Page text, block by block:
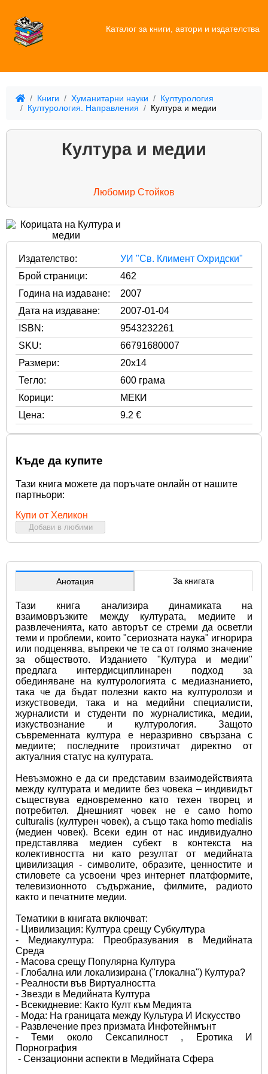
Каталог за книги, автори и издателства
Книги Хуманитарни науки
Културология
Културология. Направления
Култура и медии
Култура и медии
Любомир Стойков
Издателство:
УИ "Св. Климент Охридски"
Брой страници:
462
Година на издаване:
2007
Дата на издаване:
2007-01-04
ISBN:
9543232261
SKU:
66791680007
Размери:
20x14
Тегло:
600 грама
Корици:
МЕКИ
Цена:
9.2 €
Къде да купите
Тази книга можете да поръчате онлайн от нашите
партньори:
Купи от Хеликон
Добави в любими
Анотация За книгата
Тази книга анализира динамиката на
взаимовръзките между културата, медиите и
развлеченията, като авторът се стреми да осветли
теми и проблеми, които "сериозната наука" игнорира
или подценява, въпреки че те са от голямо значение
за обществото. Изданието "Култура и медии"
предлага интердисциплинарен подход за
обединяване на културологията с медиазнанието,
така че да бъдат полезни както на културолози и
изкуствоведи, така и на медийни специалисти,
журналисти и студенти по журналистика, медии,
изкуствознание и културология. Защото
съвременната култура е неразривно свързана с
медиите; последните произтичат директно от
актуалния статус на културата.
Невъзможно е да си представим взаимодействията
между културата и медиите без човека – индивидът
съществува едновременно като техен творец и
потребител. Днешният човек не е само homo
culturalis (културен човек), а също така homo medialis
(медиен човек). Всеки един от нас индивидуално
представлява медиен субект в контекста на
колективността ни като резултат от медийната
цивилизация - символите, образите, ценностите и
стиловете са усвоени чрез интернет платформите,
телевизионното съдържание, филмите, радиото
както и печатните медии.
Тематики в книгата включват:
- Цивилизация: Култура срещу Субкултура
- Медиакултура: Преобразувания в Медийната
Среда
- Масова срещу Популярна Култура
- Глобална или локализирана ("глокална") Култура?
- Реалности във Виртуалността
- Звезди в Медийната Култура
- Всекидневие: Както Култ към Медията
- Мода: На границата между Культура И Искусство
- Развлечение през призмата Инфотейнмънт
- Теми около Сексапилност , Еротика И
Порнография
- Сензационни аспекти в Медийната Сфера